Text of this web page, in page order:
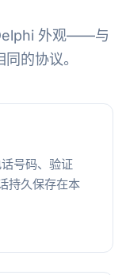
外观——与
的协议。
号码、验证
持久保存在本